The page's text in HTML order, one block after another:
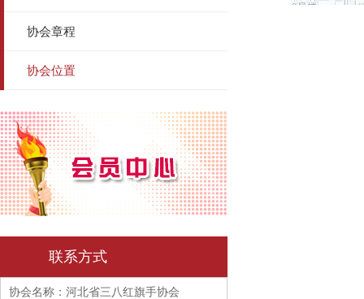
协会章程
协会位置
联系方式
协会名称：河北省三八红旗手协会